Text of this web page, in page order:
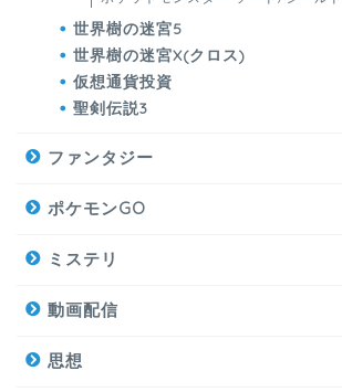
世界樹の迷宮5
世界樹の迷宮X(クロス)
仮想通貨投資
聖剣伝説3
ファンタジー
ポケモンGO
ミステリ
動画配信
思想